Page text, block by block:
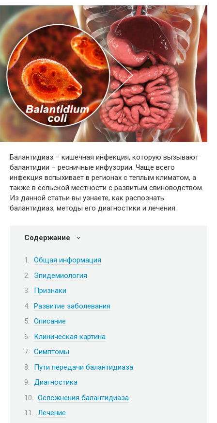
Балантидиаз – кишечная инфекция, которую вызывают
балантидии – ресничные инфузории. Чаще всего
инфекция вспыхивает в регионах с теплым климатом, а
также в сельской местности с развитым свиноводством.
Из данной статьи вы узнаете, как распознать
балантидиаз, методы его диагностики и лечения.
Содержание
Общая информация
Эпидемиология
Признаки
Развитие заболевания
Описание
Клиническая картина
Симптомы
Пути передачи балантидиаза
Диагностика
Осложнения балантидиаза
Лечение